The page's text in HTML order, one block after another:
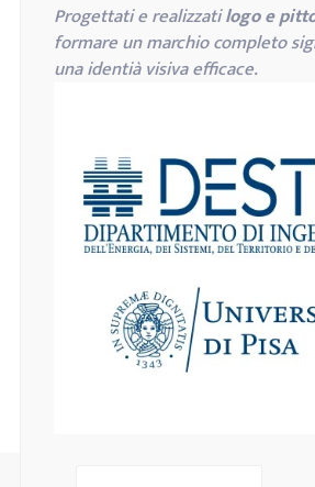
Progettati e realizzatilogo e
formare un marchio completo
una identià visiva efficace.